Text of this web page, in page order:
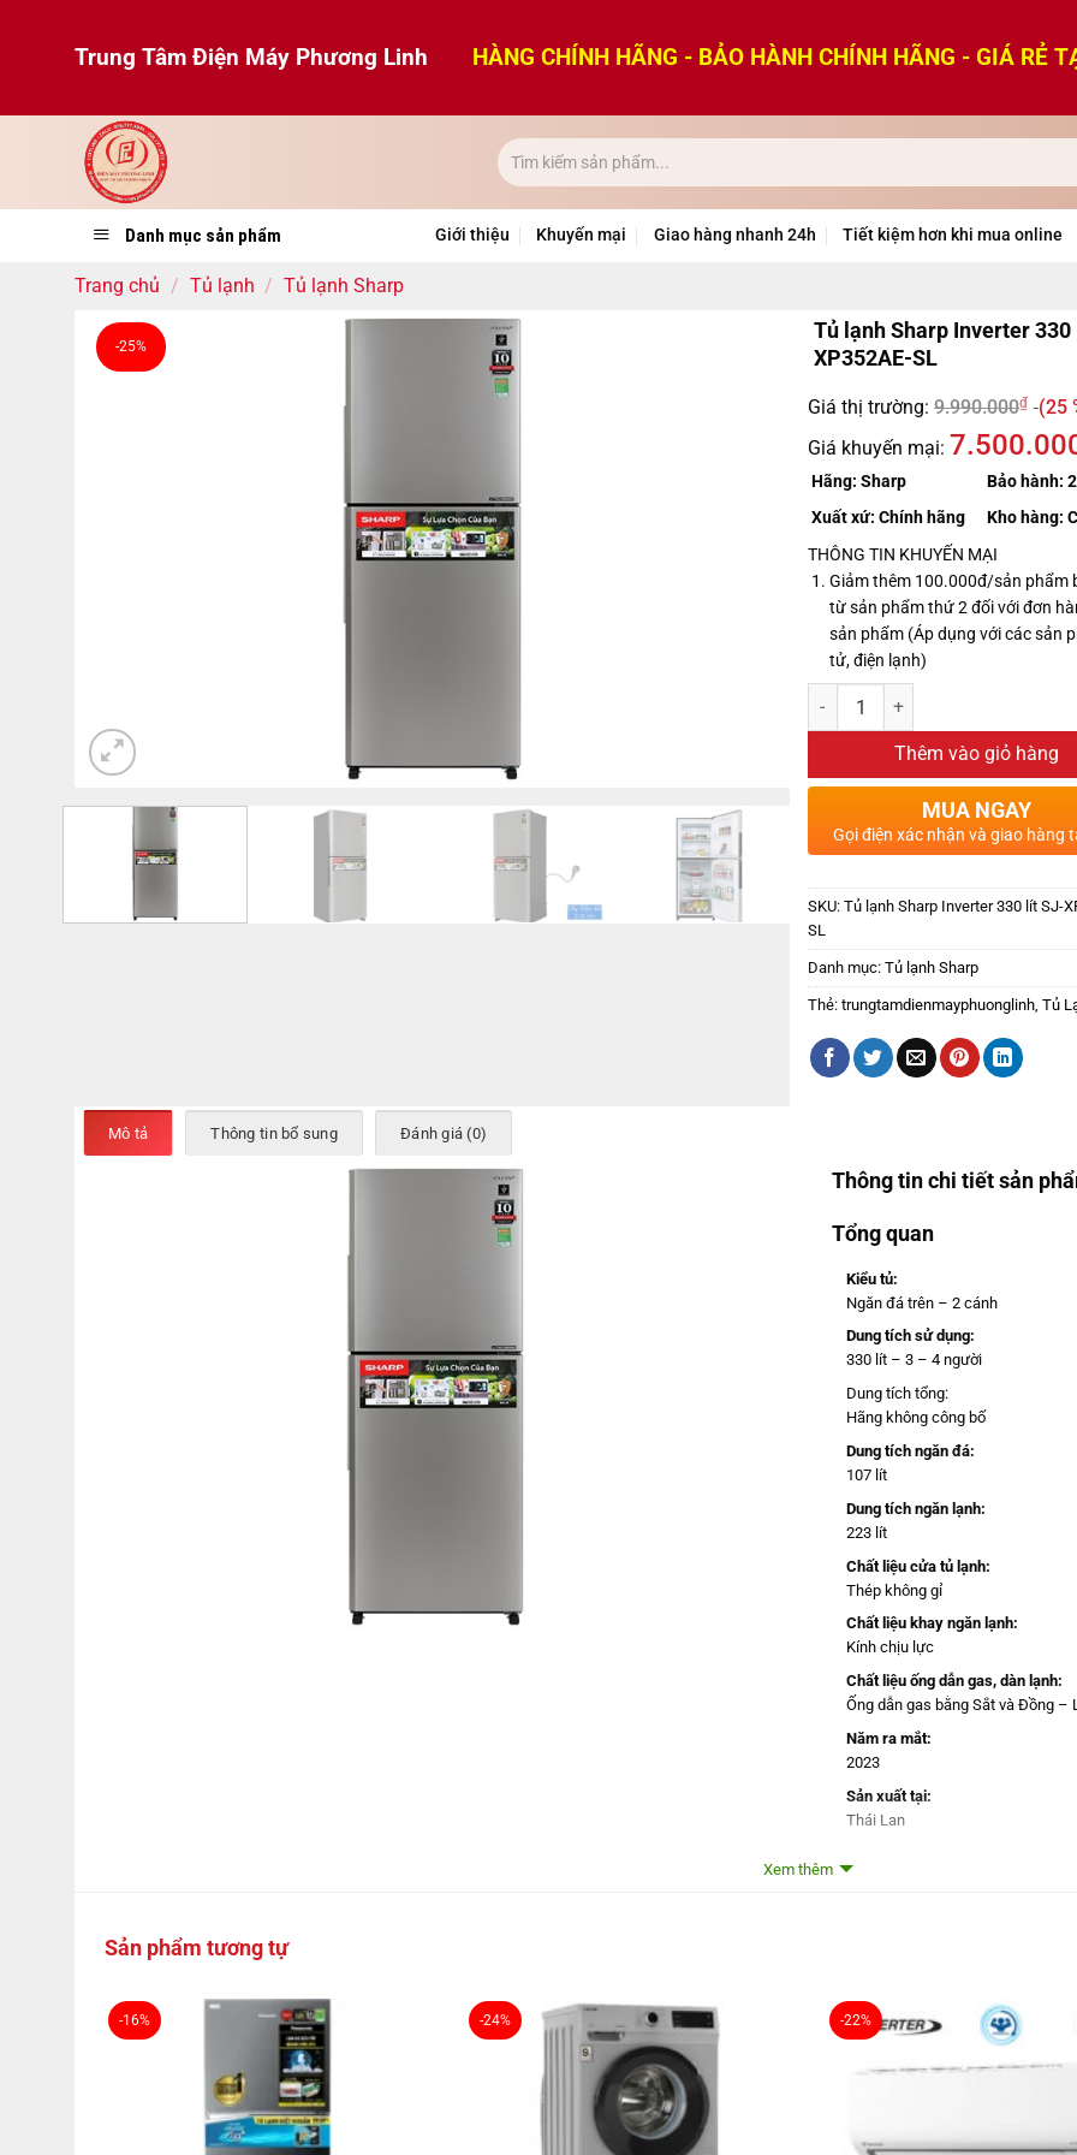
Trung Tâm Điện Máy Phương Linh HÀNG CHÍNH HÃNG - BẢO HÀNH CHÍNH HÃNG - GIÁ RẺ
Danh mục sản phẩm Giới thiệu Khuyến mại Giao hàng nhanh 24h Tiết kiệm hơn khi mua online
Trang chủ / Tủ lạnh / Tủ lạnh Sharp
-25%
Tủ lạnh Sharp Inverter
XP352AE-SL
Giá thị trường: 9.990.000₫
(25
Giá khuyến mại:
Hãng: Sharp
Xuất xứ: Chính hãng
Bảo hành:
Kho hàng:
THÔNG TIN KHUYẾN MẠI
Giảm thêm 100.000đ/sản phẩm
từ sản phẩm thứ 2 đối với đơn
sản phẩm (Áp dụng với các sản
tử, điện lạnh)
Thêm vào giỏ hàng
MUA NGAY
Gọi điện xác nhận và giao hàng
SKU: Tủ lạnh Sharp Inverter 330 lít SJ-
SL
Danh mục: Tủ lạnh Sharp
Thẻ: trungtamdienmayphuonglinh Tủ
Mô tả Thông tin bổ sung Đánh giá (0)
Thông tin chi tiết sản
Tổng quan
Kiểu tủ:
Ngăn đá trên – 2 cánh
Dung tích sử dụng:
330 lít – 3 – 4 người
Dung tích tổng:
Hãng không công bố
Dung tích ngăn đá:
107 lít
Dung tích ngăn lạnh:
223 lít
Chất liệu cửa tủ lạnh:
Thép không gỉ
Chất liệu khay ngăn lạnh:
Kính chịu lực
Chất liệu ống dẫn gas, dàn lạnh:
Ống dẫn gas bằng Sắt và Đồng –
Năm ra mắt:
2023
Sản xuất tại:
Thái Lan
Mức tiêu thụ điện năng
Công nghệ bảo quản và
Công nghệ bảo quản thực phẩm:
Xem thêm
Sản phẩm tương tự
-16% -24% -22%